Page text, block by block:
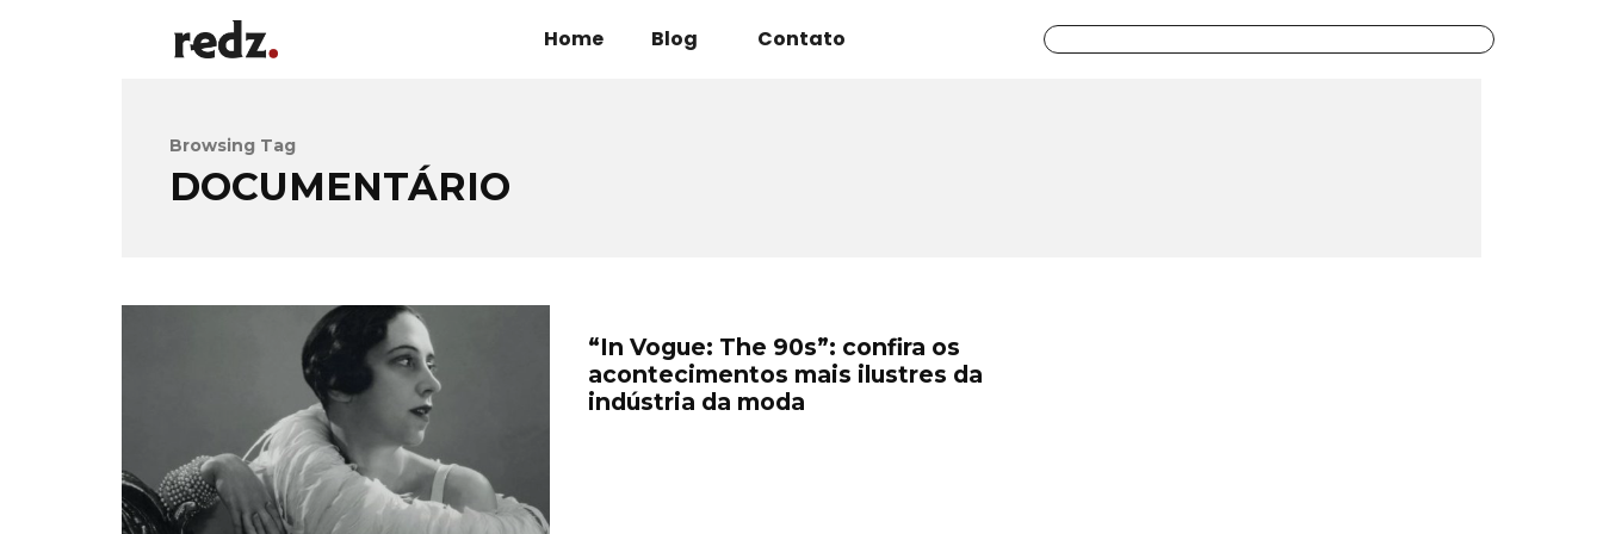
Home Blog Contato
Browsing Tag
DOCUMENTÁRIO
“In Vogue: The 90s”: confira os
acontecimentos mais ilustres da
indústria da moda